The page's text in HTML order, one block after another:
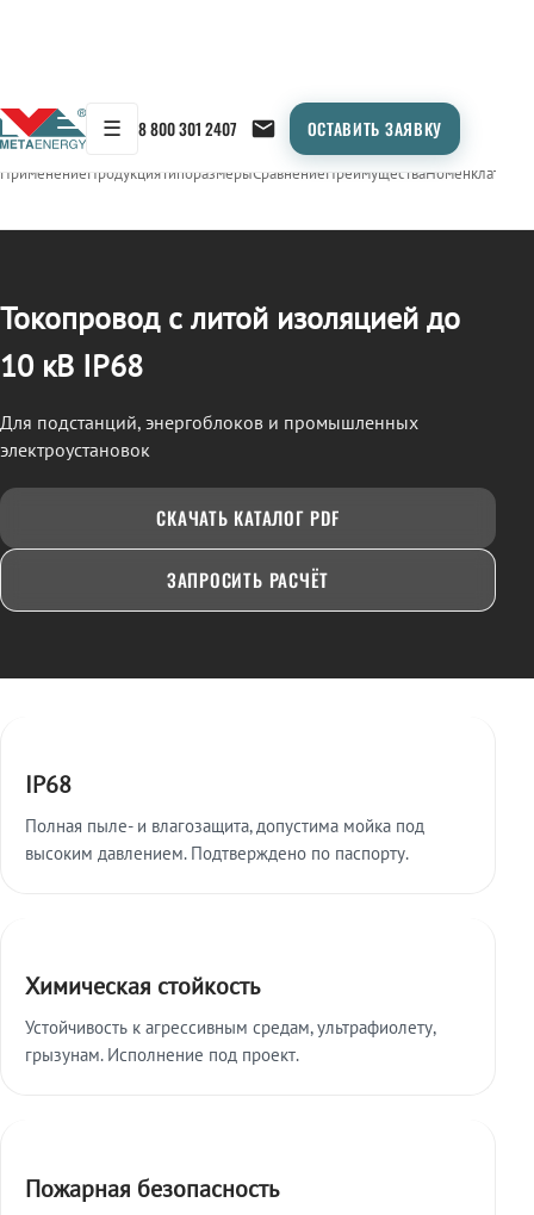
☰ 8 800 301 2407 ОСТАВИТЬ ЗАЯВКУ
← Продукция/ТОКОПРОВОД
ПрименениеПродукцияТипоразмерыСравнениеПреимуществаНоменклатура
Токопровод с литой изоляцией до
10 кВ IP68
Для подстанций, энергоблоков и промышленных
электроустановок
СКАЧАТЬ КАТАЛОГ PDF
ЗАПРОСИТЬ РАСЧЁТ
IP68
Полная пыле- и влагозащита, допустима мойка под
высоким давлением. Подтверждено по паспорту.
Химическая стойкость
Устойчивость к агрессивным средам, ультрафиолету,
грызунам. Исполнение под проект.
Пожарная безопасность